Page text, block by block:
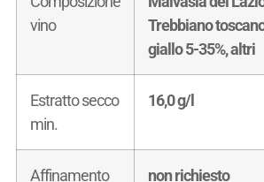
vino
Trebbiano
giallo 5-35%, altri
Estratto secco
min.
16,0 g/l
Affinamento
non richiesto